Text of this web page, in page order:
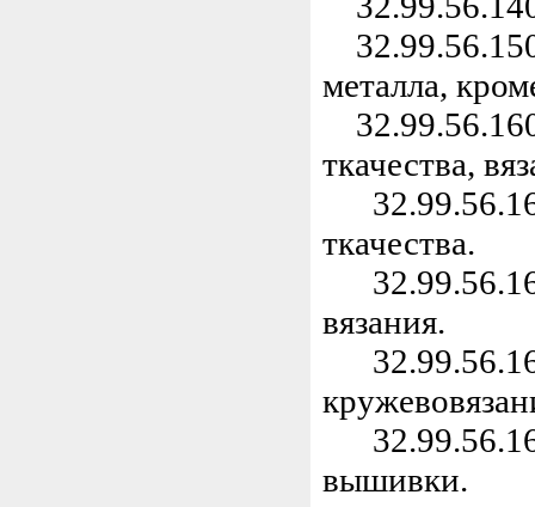
металла,
ткачества,
ткачества.
вязания.
вышивки.